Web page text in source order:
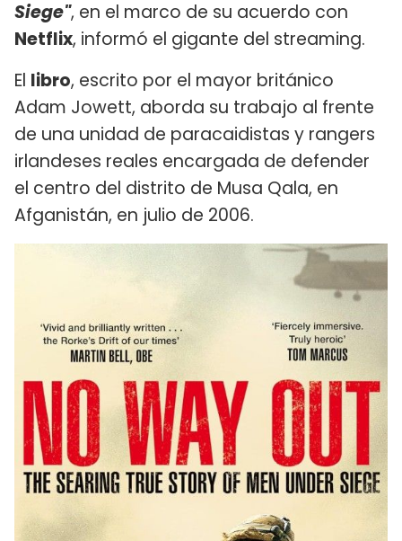
Siege", en el marco de su acuerdo con
Netflix, informó el gigante del streaming.
El libro, escrito por el mayor británico
Adam Jowett, aborda su trabajo al frente
de una unidad de paracaidistas y rangers
irlandeses reales encargada de defender
el centro del distrito de Musa Qala, en
Afganistán, en julio de 2006.